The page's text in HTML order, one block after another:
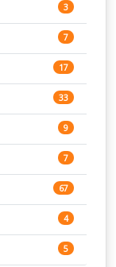
15
15
14
14
14
15
219
11
159
3
7
17
33
9
7
67
4
5